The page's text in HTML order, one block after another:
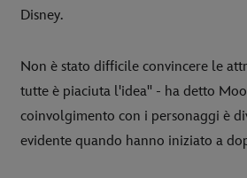
Disney.
Non è stato difficile convincere le
tutte è piaciuta l'idea" - ha detto
coinvolgimento con i personaggi è
evidente quando hanno iniziato a